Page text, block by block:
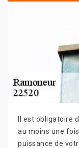
Il est obligatoire
au moins une
puissance de